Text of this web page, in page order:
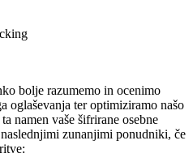
bolje razumemo in ocenimo
oglaševanja ter optimiziramo našo
namen vaše šifrirane osebne
zunanjimi ponudniki, če